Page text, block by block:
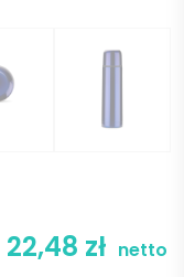
22,48 zł netto